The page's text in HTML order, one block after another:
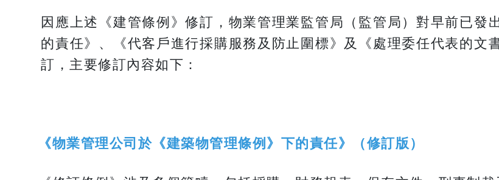
因應上述《建管條例》修訂，物業管理業監管局（監管局）對早前已發
的責任》、《代客戶進行採購服務及防止圍標》及《處理委任代表的文
訂，主要修訂內容如下：
《物業管理公司於《建築物管理條例》下的責任》（修訂版）